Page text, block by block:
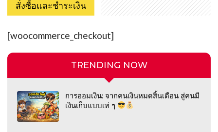
สั่งซื้อและชำระเงิน
[woocommerce_checkout]
TRENDING NOW
การออมเงิน: จากคนเงินหมดสิ้นเดือน สู่คนมี
เงินเก็บแบบเท่ ๆ